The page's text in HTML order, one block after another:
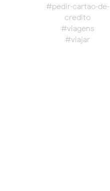
#pedir-cartao-de-
credito
#viagens
#viajar